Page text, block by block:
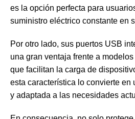
es la opción perfecta para
suministro eléctrico constante en
Por otro lado, sus puertos USB
una gran ventaja frente a
que facilitan la carga de
esta característica lo convierte en
y adaptada a las necesidades